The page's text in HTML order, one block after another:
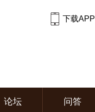
下载APP
论坛 问答